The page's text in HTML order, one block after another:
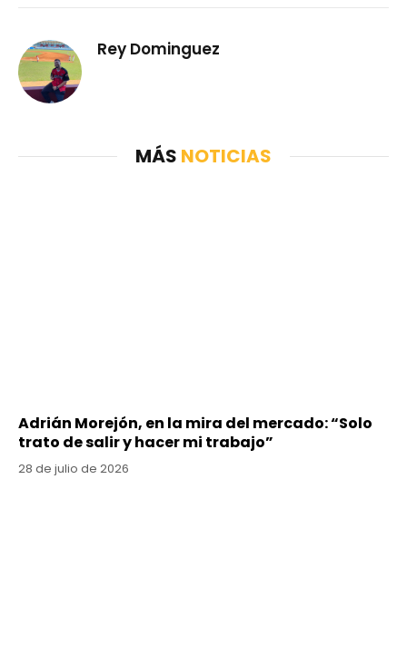
Rey Dominguez
MÁS NOTICIAS
Adrián Morejón, en la mira del mercado: “Solo
trato de salir y hacer mi trabajo”
28 de julio de 2026